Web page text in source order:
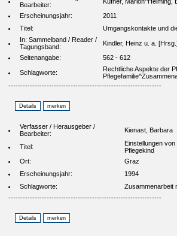
Bearbeiter:
Erscheinungsjahr:
2011
Titel:
Umgangskontakte und
In: Sammelband / Reader /
Tagungsband:
Kindler, Heinz u. a.
Seitenangabe:
562 - 612
Schlagworte:
Rechtliche Aspekte der
----------------------------------------------------------------
Verfasser / Herausgeber /
Bearbeiter:
Kienast, Barbara
Titel:
Einstellungen
Pflegekind
Ort:
Graz
Erscheinungsjahr:
1994
Schlagworte:
Zusammenarbeit
----------------------------------------------------------------